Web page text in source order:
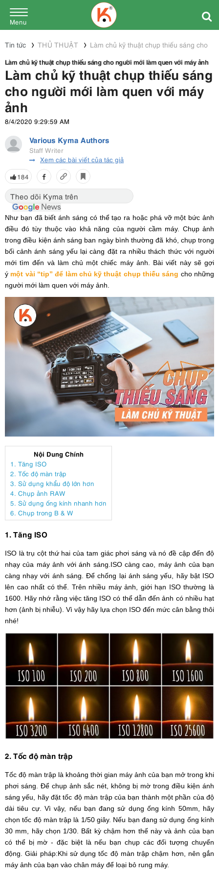
Menu
Tin tức THỦ THUẬT
Làm chủ kỹ thuật chụp thiếu sáng cho
Làm chủ kỹ thuật chụp thiếu sáng cho người mới làm quen với máy ảnh
Làm chủ kỹ thuật chụp thiếu sáng
cho người mới làm quen với máy
ảnh
8/4/2020 9:29:59 AM
Various Kyma Authors
Staff Writer
Xem các bài viết của tác giả
184
Theo dõi Kyma trên
Như bạn đã biết ánh sáng có thể tạo ra hoặc phá vỡ một bức ảnh
điều đó tùy thuộc vào khả năng của người cầm máy. Chụp ảnh
trong điều kiện ánh sáng ban ngày bình thường đã khó, chụp trong
bối cảnh ánh sáng yếu lại càng đặt ra nhiều thách thức với người
mới tìm đến và làm chủ một chiếc máy ảnh. Bài viết này sẽ gợi
ý một vài “tip” để làm chủ kỹ thuật chụp thiếu sáng cho những
người mới làm quen với máy ảnh.
Nội Dung Chính
1. Tăng ISO
2. Tốc độ màn trập
3. Sử dụng khẩu độ lớn hơn
4. Chụp ảnh RAW
5. Sử dụng ống kính nhanh hơn
6. Chụp trong B & W
1. Tăng ISO
ISO là trụ cột thứ hai của tam giác phơi sáng và nó đề cập đến độ
nhạy của máy ảnh với ánh sáng.ISO càng cao, máy ảnh của bạn
càng nhạy với ánh sáng. Để chống lại ánh sáng yếu, hãy bật ISO
lên cao nhất có thể. Trên nhiều máy ảnh, giới hạn ISO thường là
1600. Hãy nhớ rằng việc tăng ISO có thể dẫn đến ảnh có nhiều hạt
hơn (ảnh bị nhiễu). Vì vậy hãy lựa chọn ISO đến mức cân bằng thôi
nhé!
2. Tốc độ màn trập
Tốc độ màn trập là khoảng thời gian máy ảnh của bạn mở trong khi
phơi sáng. Để chụp ảnh sắc nét, không bị mờ trong điều kiện ánh
sáng yếu, hãy đặt tốc độ màn trập của bạn thành một phần của độ
dài tiêu cự. Vì vậy, nếu bạn đang sử dụng ống kính 50mm, hãy
chọn tốc độ màn trập là 1/50 giây. Nếu bạn đang sử dụng ống kính
30 mm, hãy chọn 1/30. Bất kỳ chậm hơn thế này và ảnh của bạn
có thể bị mờ - đặc biệt là nếu bạn chụp các đối tượng chuyển
động. Giải pháp:Khi sử dụng tốc độ màn trập chậm hơn, nên gắn
máy ảnh của bạn vào chân máy để loại bỏ rung máy.